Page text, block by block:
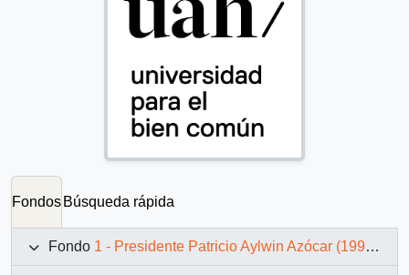
Fondos Búsqueda rápida
Fondo 1 - Presidente Patricio Aylwin Azócar (1990-1994)